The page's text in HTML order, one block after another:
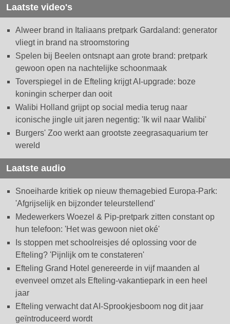
Laatste video's
Alweer brand in Italiaans pretpark Gardaland: generator
vliegt in brand na stroomstoring
Spelen bij Beelen ontsnapt aan grote brand: pretpark
gewoon open na nachtelijke schoonmaak
Toverspiegel in de Efteling krijgt AI-upgrade: boze
koningin scherper dan ooit
Walibi Holland grijpt op social media terug naar
iconische jingle uit jaren negentig: 'Ik wil naar Walibi'
Burgers' Zoo werkt aan grootste zeegrasaquarium ter
wereld
Laatste audio
Snoeiharde kritiek op nieuw themagebied Europa-Park:
'Afgrijselijk en bijzonder teleurstellend'
Medewerkers Woezel & Pip-pretpark zitten constant op
hun telefoon: 'Het was gewoon niet oké'
Is stoppen met schoolreisjes dé oplossing voor de
Efteling? 'Pijnlijk om te constateren'
Efteling Grand Hotel genereerde in vijf maanden al
evenveel omzet als Efteling-vakantiepark in een heel
jaar
Efteling verwacht dat AI-Sprookjesboom nog dit jaar
geïntroduceerd wordt